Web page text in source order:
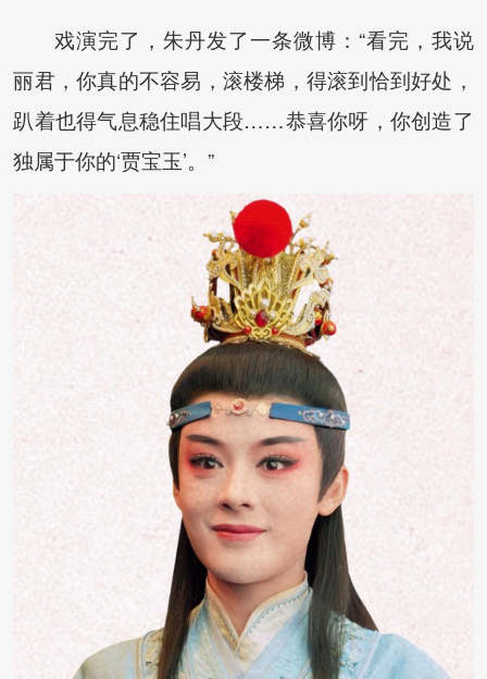
戏演完了，朱丹发了一条微博：“看完，我说
丽君，你真的不容易，滚楼梯，得滚到恰到好处，
趴着也得气息稳住唱大段……恭喜你呀，你创造了
独属于你的‘贾宝玉’。”